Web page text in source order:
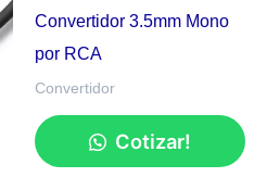
Convertidor 3.5mm Mono
por RCA
Convertidor
Cotizar!